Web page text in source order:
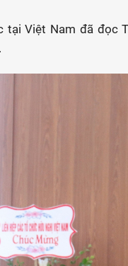
tại Việt Nam đã đọc